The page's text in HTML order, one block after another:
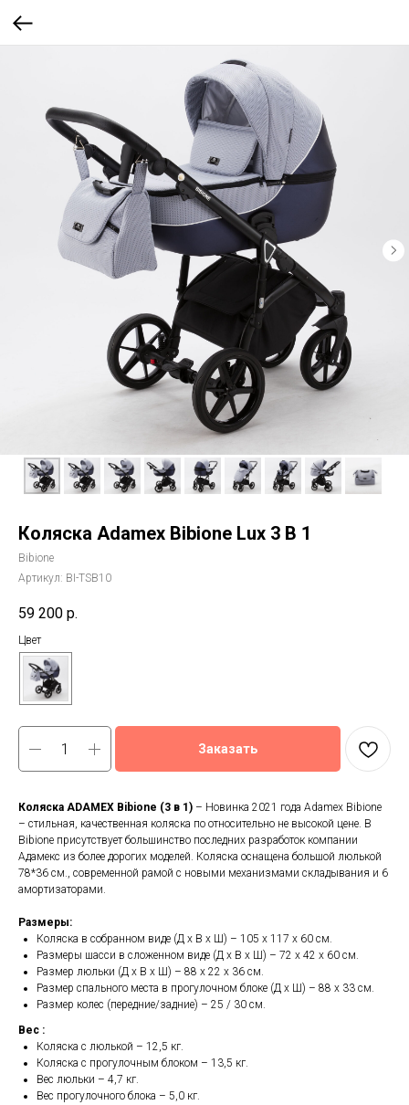
Коляска Adamex Bibione Lux 3 В 1
Bibione
Артикул: BI-TSB10
59 200 р.
Цвет
Заказать
Коляска ADAMEX Bibione (3 в 1) – Новинка 2021 года Adamex Bibione
– стильная, качественная коляска по относительно не высокой цене. В
Bibione присутствует большинство последних разработок компании
Адамекс из более дорогих моделей. Коляска оснащена большой люлькой
78*36 см., современной рамой с новыми механизмами складывания и 6
амортизаторами.
Размеры:
Коляска в собранном виде (Д х В х Ш) – 105 х 117 х 60 см.
Размеры шасси в сложенном виде (Д х В х Ш) – 72 х 42 х 60 см.
Размер люльки (Д х В х Ш) – 88 х 22 х 36 см.
Размер спального места в прогулочном блоке (Д х Ш) – 88 х 33 см.
Размер колес (передние/задние) – 25 / 30 см.
Вес :
Коляска с люлькой – 12,5 кг.
Коляска с прогулочным блоком – 13,5 кг.
Вес люльки – 4,7 кг.
Вес прогулочного блока – 5,0 кг.